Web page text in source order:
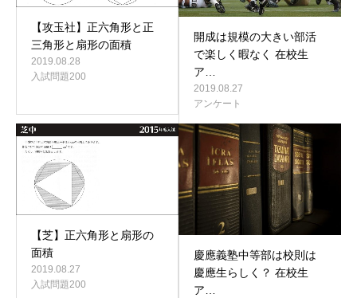
【攻玉社】正六角形と正
三角形と扇形の面積
2019.08.28
入試問題200
開成は規模の大きい部活
で楽しく暇なく 在校生
ア…
2019.08.27
アンケート
【芝】正六角形と扇形の
面積
2019.08.27
入試問題200
慶應義塾中等部は校則は
慶應生らしく？ 在校生
ア…